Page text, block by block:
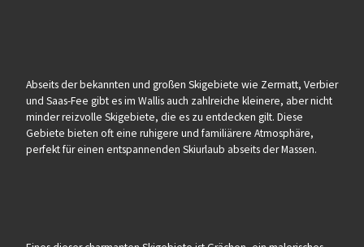
Abseits der bekannten und großen Skigebiete wie Zermatt, Verbier
und Saas-Fee gibt es im Wallis auch zahlreiche kleinere, aber nicht
minder reizvolle Skigebiete, die es zu entdecken gilt. Diese
Gebiete bieten oft eine ruhigere und familiärere Atmosphäre,
perfekt für einen entspannenden Skiurlaub abseits der Massen.